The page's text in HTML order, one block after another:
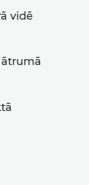
vidē
ātrumā